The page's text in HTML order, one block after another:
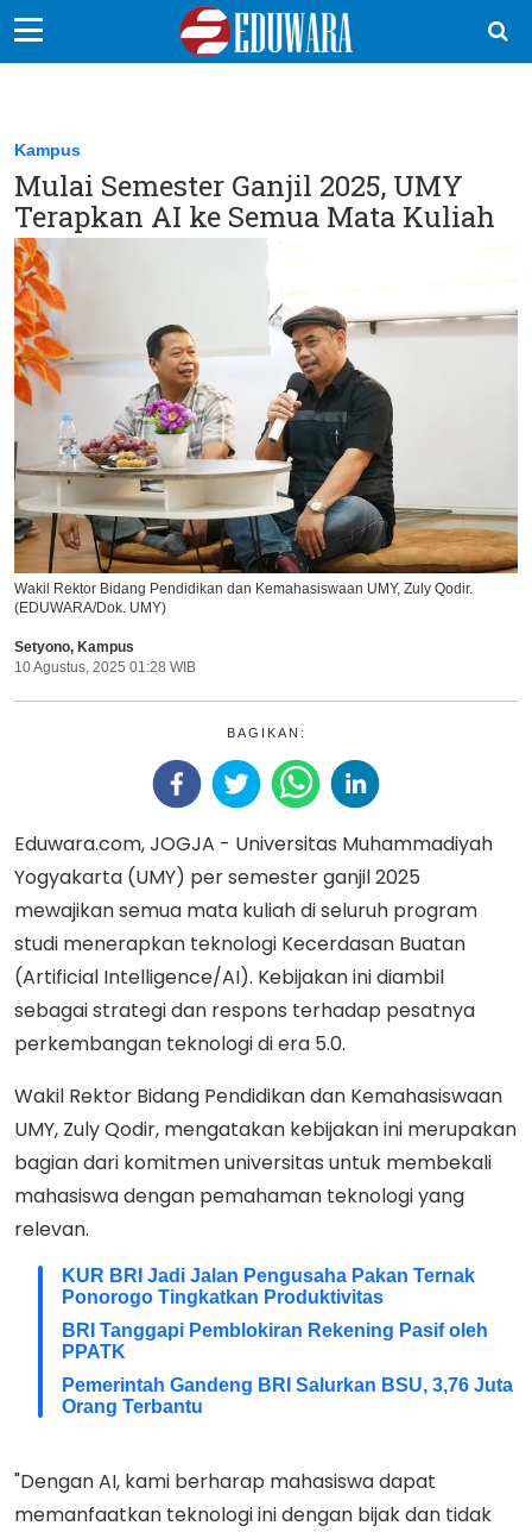
Sekolah Kita
Vokasi
Kampus
Idea
Sains
EduDana
Ikuti Kami di:
Kampus
Mulai Semester Ganjil 2025, UMY
Terapkan AI ke Semua Mata Kuliah
Wakil Rektor Bidang Pendidikan dan Kemahasiswaan UMY, Zuly Qodir.
(EDUWARA/Dok. UMY)
Setyono, Kampus
10 Agustus, 2025 01:28 WIB
BAGIKAN:
Eduwara.com, JOGJA - Universitas Muhammadiyah
Yogyakarta (UMY) per semester ganjil 2025
mewajikan semua mata kuliah di seluruh program
studi menerapkan teknologi Kecerdasan Buatan
(Artificial Intelligence/AI). Kebijakan ini diambil
sebagai strategi dan respons terhadap pesatnya
perkembangan teknologi di era 5.0.
Wakil Rektor Bidang Pendidikan dan Kemahasiswaan
UMY, Zuly Qodir, mengatakan kebijakan ini merupakan
bagian dari komitmen universitas untuk membekali
mahasiswa dengan pemahaman teknologi yang
relevan.
KUR BRI Jadi Jalan Pengusaha Pakan Ternak
Ponorogo Tingkatkan Produktivitas
BRI Tanggapi Pemblokiran Rekening Pasif oleh
PPATK
Pemerintah Gandeng BRI Salurkan BSU, 3,76 Juta
Orang Terbantu
"Dengan AI, kami berharap mahasiswa dapat
memanfaatkan teknologi ini dengan bijak dan tidak